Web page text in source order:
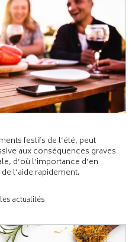
festifs de l’été, peut
aux conséquences graves
d’où l’importance d’en
l’aide rapidement.
actualités